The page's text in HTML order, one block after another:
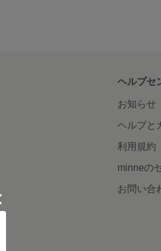
ヘルプセ
お知らせ
ヘルプと
利用規約
minneの
お問い合